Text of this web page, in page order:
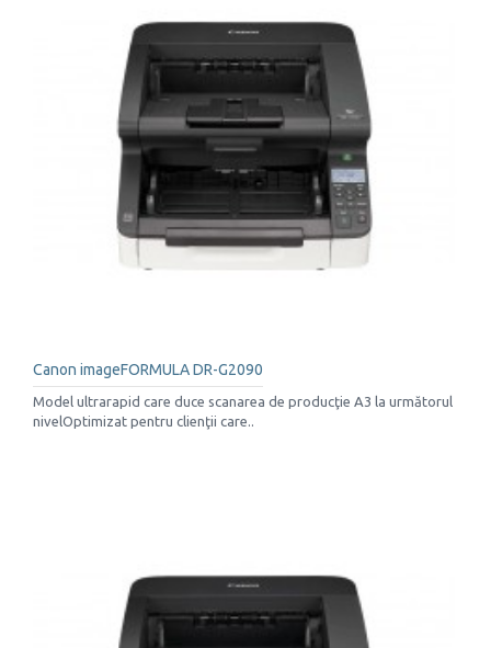
Canon imageFORMULA DR-G2090
Model ultrarapid care duce scanarea de producţie A3 la următorul
nivelOptimizat pentru clienţii care..